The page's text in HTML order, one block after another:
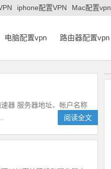
iphone配置VPN Mac配置vpn
电脑配置vpn 路由器配置vpn
器 服务器地址、帐户名称
阅读全文